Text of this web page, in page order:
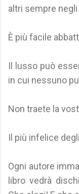
altri sempre
È più facile
Il lusso può
in cui nessuno
Non traete la
Il più infelice
Ogni autore
libro vedrà